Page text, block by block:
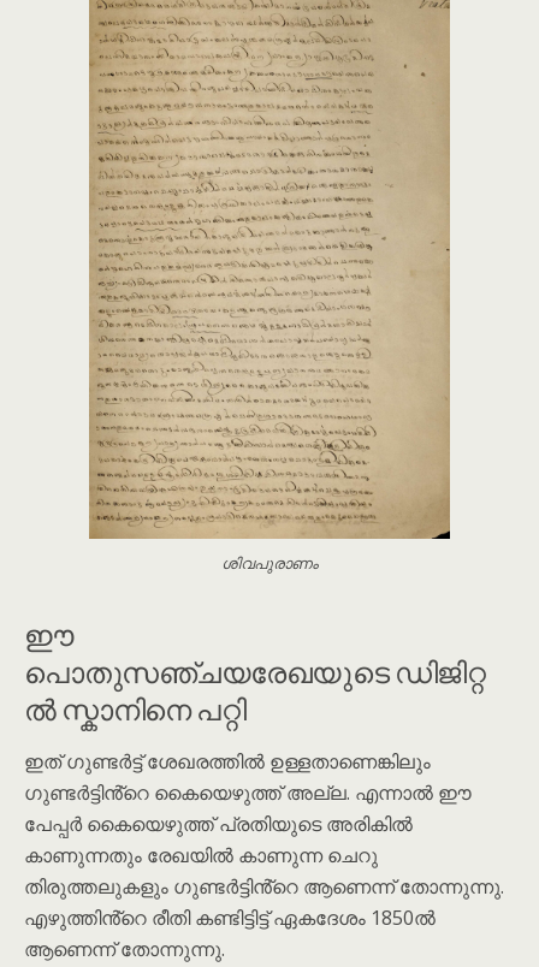
ശിവപുരാണം
ഈ
പൊതുസഞ്ചയരേഖയുടെ ഡിജിറ്റ
ൽ സ്കാനിനെ പറ്റി
ഇത് ഗുണ്ടർട്ട് ശേഖരത്തിൽ ഉള്ളതാണെങ്കിലും
ഗുണ്ടർട്ടിൻ്റെ കൈയെഴുത്ത് അല്ല. എന്നാൽ ഈ
പേപ്പർ കൈയെഴുത്ത് പ്രതിയുടെ അരികിൽ
കാണുന്നതും രേഖയിൽ കാണുന്ന ചെറു
തിരുത്തലുകളും ഗുണ്ടർട്ടിൻ്റെ ആണെന്ന് തോന്നുന്നു.
എഴുത്തിൻ്റെ രീതി കണ്ടിട്ടിട്ട് ഏകദേശം 1850ൽ
ആണെന്ന് തോന്നുന്നു.